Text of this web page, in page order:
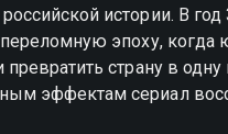
истории. В
переломную эпоху,
страну в
эффектам сериал
грандиозных военных